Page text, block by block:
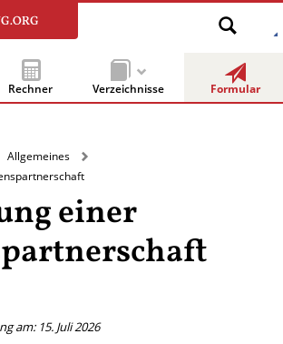
Rechner Verzeichnisse Formular
Allgemeines
einer
am: 15. Juli 2026